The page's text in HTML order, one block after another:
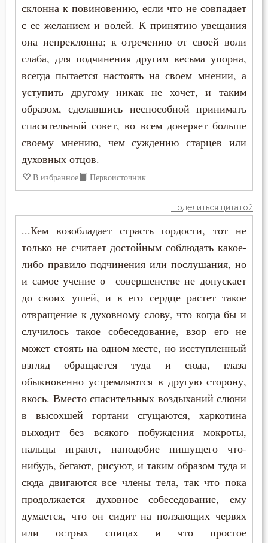
Счастье
Терпение
Уныние
Целомудрие
Человек
Щедрость
Иустин Философ
Каллист Ангеликуд
Кирилл Александрийский
Кирилл Иерусалимский
Климент Римский
Лев Оптинский (Наголкин)
Лука (Войно-Ясенецкий)
Макарий Оптинский (Иванов)
Максим Грек
Максим Исповедник
Марк Подвижник
Мефодий Олимпийский
Митрофан Воронежский
Моисей Оптинский (Путилов)
Нектарий Оптинский (Тихонов)
склонна к повиновению, если что не совпадает
с ее желанием и волей. К принятию увещания
она непреклонна; к отречению от своей воли
слаба, для подчинения другим весьма упорна,
всегда пытается настоять на своем мнении, а
уступить другому никак не хочет, и таким
образом, сделавшись неспособной принимать
спасительный совет, во всем доверяет больше
своему мнению, чем суждению старцев или
духовных отцов.
В избранное Первоисточник
Поделиться цитатой
...Кем возобладает страсть гордости, тот не
только не считает достойным соблюдать какое-
либо правило подчинения или послушания, но
и самое учение о совершенстве не допускает
до своих ушей, и в его сердце растет такое
отвращение к духовному слову, что когда бы и
случилось такое собеседование, взор его не
может стоять на одном месте, но исступленный
взгляд обращается туда и сюда, глаза
обыкновенно устремляются в другую сторону,
вкось. Вместо спасительных воздыханий слюни
в высохшей гортани сгущаются, харкотина
выходит без всякого побуждения мокроты,
пальцы играют, наподобие пишущего что-
нибудь, бегают, рисуют, и таким образом туда и
сюда двигаются все члены тела, так что пока
продолжается духовное собеседование, ему
думается, что он сидит на ползающих червях
или острых спицах и что простое